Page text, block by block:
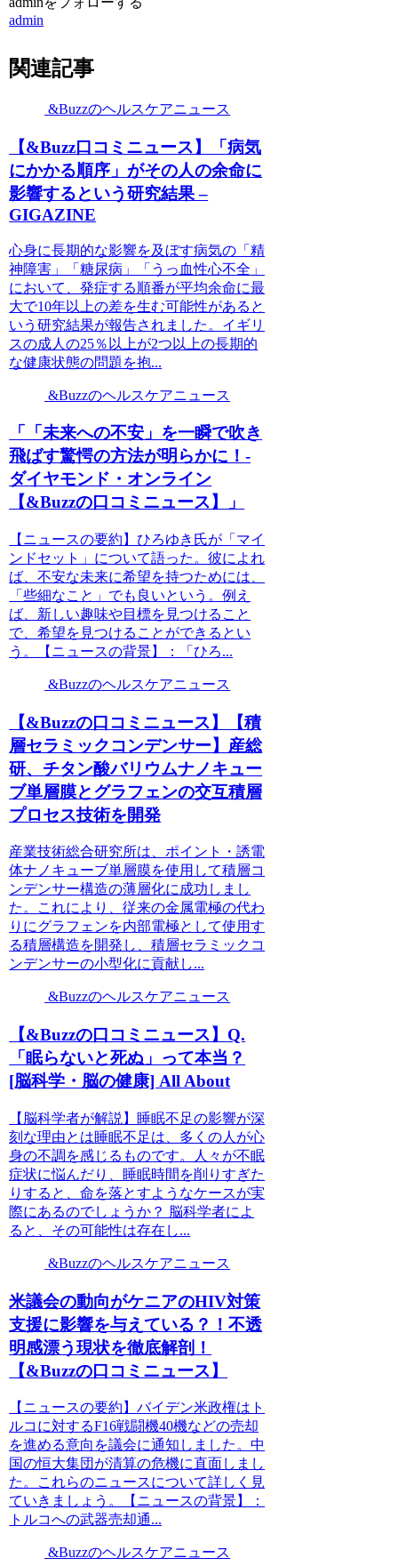
admin
関連記事
&Buzzのヘルスケアニュース
【&Buzz口コミニュース】「病気
にかかる順序」がその人の余命に
影響するという研究結果 –
GIGAZINE
心身に長期的な影響を及ぼす病気の「精
神障害」「糖尿病」「うっ血性心不全」
において、発症する順番が平均余命に最
大で10年以上の差を生む可能性があると
いう研究結果が報告されました。イギリ
スの成人の25％以上が2つ以上の長期的
な健康状態の問題を抱...
&Buzzのヘルスケアニュース
「「未来への不安」を一瞬で吹き
飛ばす驚愕の方法が明らかに！-
ダイヤモンド・オンライン
【&Buzzの口コミニュース】」
【ニュースの要約】ひろゆき氏が「マイ
ンドセット」について語った。彼によれ
ば、不安な未来に希望を持つためには、
「些細なこと」でも良いという。例え
ば、新しい趣味や目標を見つけること
で、希望を見つけることができるとい
う。【ニュースの背景】：「ひろ...
&Buzzのヘルスケアニュース
【&Buzzの口コミニュース】【積
層セラミックコンデンサー】産総
研、チタン酸バリウムナノキュー
ブ単層膜とグラフェンの交互積層
プロセス技術を開発
産業技術総合研究所は、ポイント・誘電
体ナノキューブ単層膜を使用して積層コ
ンデンサー構造の薄層化に成功しまし
た。これにより、従来の金属電極の代わ
りにグラフェンを内部電極として使用す
る積層構造を開発し、積層セラミックコ
ンデンサーの小型化に貢献し...
&Buzzのヘルスケアニュース
【&Buzzの口コミニュース】Q.
「眠らないと死ぬ」って本当？
[脳科学・脳の健康] All About
【脳科学者が解説】睡眠不足の影響が深
刻な理由とは睡眠不足は、多くの人が心
身の不調を感じるものです。人々が不眠
症状に悩んだり、睡眠時間を削りすぎた
りすると、命を落とすようなケースが実
際にあるのでしょうか？ 脳科学者によ
ると、その可能性は存在し...
&Buzzのヘルスケアニュース
米議会の動向がケニアのHIV対策
支援に影響を与えている？！不透
明感漂う現状を徹底解剖！
【&Buzzの口コミニュース】
【ニュースの要約】バイデン米政権はト
ルコに対するF16戦闘機40機などの売却
を進める意向を議会に通知しました。中
国の恒大集団が清算の危機に直面しまし
た。これらのニュースについて詳しく見
ていきましょう。【ニュースの背景】：
トルコへの武器売却通...
&Buzzのヘルスケアニュース